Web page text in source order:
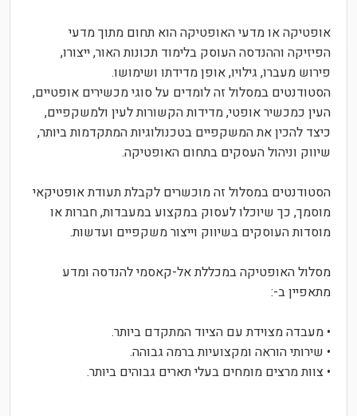
אופטיקה או מדעי האופטיקה הוא תחום מתוך מדעי
הפיזיקה וההנדסה העוסק בלימוד תכונות האור, ייצורו,
פירוש מעברו, גילויו, אופן מדידתו ושימושו.
הסטודנטים במסלול זה לומדים על סוגי מכשירים אופטיים,
העין כמכשיר אופטי, מדידות הקשורות לעין ולמשקפיים,
כיצד להכין את המשקפיים בטכנולוגיות המתקדמות ביותר,
שיווק וניהול העסקים בתחום האופטיקה.
הסטודנטים במסלול זה מוכשרים לקבלת תעודת אופטיקאי
מוסמך, כך שיוכלו לעסוק במקצוע במעבדות, חברות או
מוסדות העוסקים בשיווק וייצור משקפיים ועדשות.
מסלול האופטיקה במכללת אל-קאסמי להנדסה ומדע
מתאפיין ב-:
• מעבדה מצוידת עם הציוד המתקדם ביותר.
• שירותי הוראה ומקצועיות ברמה גבוהה.
• צוות מרצים מומחים בעלי תארים גבוהים ביותר.